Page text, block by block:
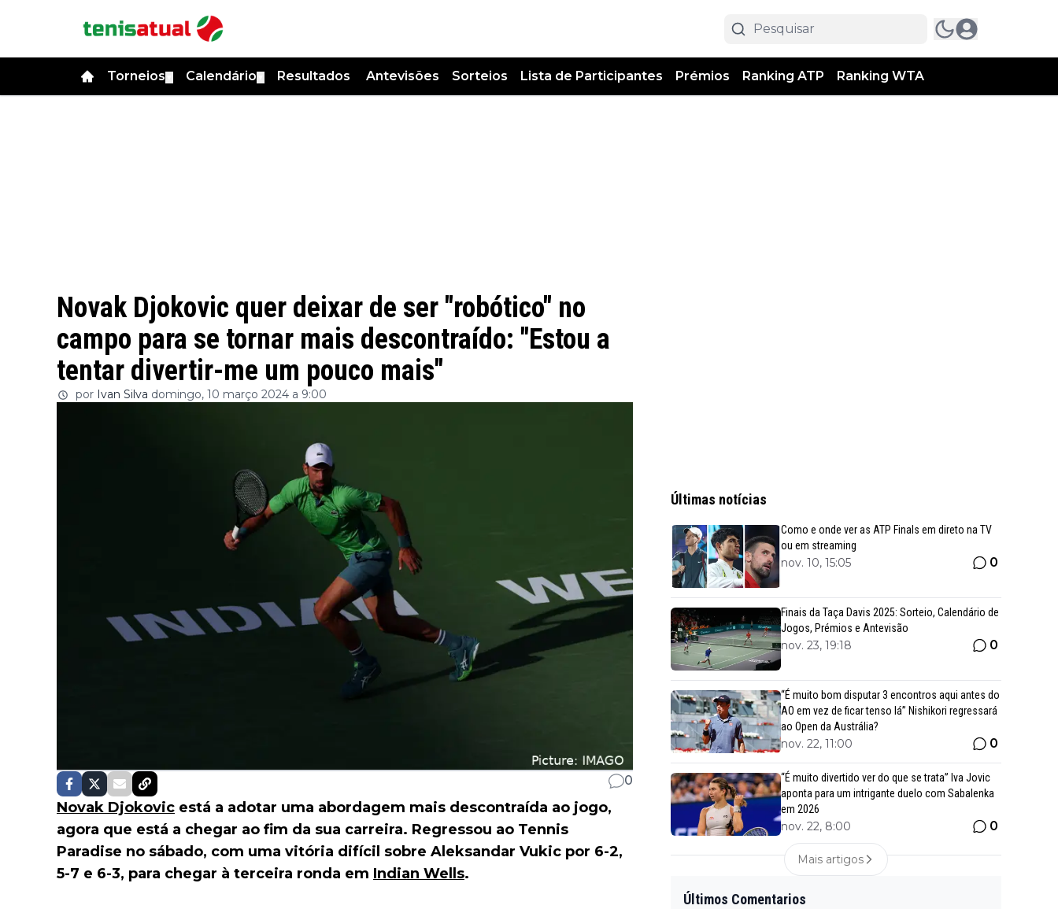
Torneios Calendário Resultados Antevisões Sorteios Lista de Participantes Prémios Ranking ATP Ranking WTA
Novak Djokovic quer deixar de ser "robótico" no
campo para se tornar mais descontraído: "Estou a
tentar divertir-me um pouco mais"
por Ivan Silva domingo, 10 março 2024 a 9:00
0
Novak Djokovic está a adotar uma abordagem mais descontraída ao jogo,
agora que está a chegar ao fim da sua carreira. Regressou ao Tennis
Paradise no sábado, com uma vitória difícil sobre Aleksandar Vukic por 6-2,
5-7 e 6-3, para chegar à terceira ronda em Indian Wells.
Últimas notícias
Como e onde ver as ATP Finals em direto na TV
ou em streaming
nov. 10, 15:05 0
Finais da Taça Davis 2025: Sorteio, Calendário de
Jogos, Prémios e Antevisão
nov. 23, 19:18 0
“É muito bom disputar 3 encontros aqui antes do
AO em vez de ficar tenso lá” Nishikori regressará
ao Open da Austrália?
nov. 22, 11:00 0
“É muito divertido ver do que se trata” Iva Jovic
aponta para um intrigante duelo com Sabalenka
em 2026
nov. 22, 8:00 0
Mais artigos
Últimos Comentarios